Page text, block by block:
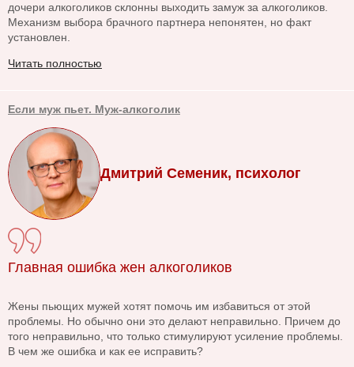
дочери алкоголиков склонны выходить замуж за алкоголиков.
Механизм выбора брачного партнера непонятен, но факт
установлен.
Читать полностью
Если муж пьет. Муж-алкоголик
Дмитрий Семеник, психолог
Главная ошибка жен алкоголиков
Жены пьющих мужей хотят помочь им избавиться от этой
проблемы. Но обычно они это делают неправильно. Причем до
того неправильно, что только стимулируют усиление проблемы.
В чем же ошибка и как ее исправить?